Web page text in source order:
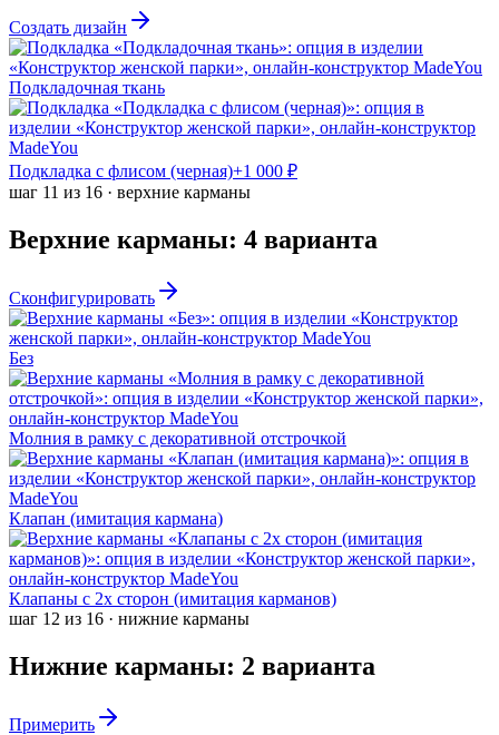
Создать дизайн
Подкладочная ткань
Подкладка с флисом (черная)+1 000 ₽
шаг 11 из 16 · верхние карманы
Верхние карманы: 4 варианта
Сконфигурировать
Без
Молния в рамку с декоративной отстрочкой
Клапан (имитация кармана)
Клапаны с 2х сторон (имитация карманов)
шаг 12 из 16 · нижние карманы
Нижние карманы: 2 варианта
Примерить